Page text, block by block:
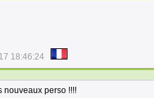
18:46:24
nouveaux perso !!!!